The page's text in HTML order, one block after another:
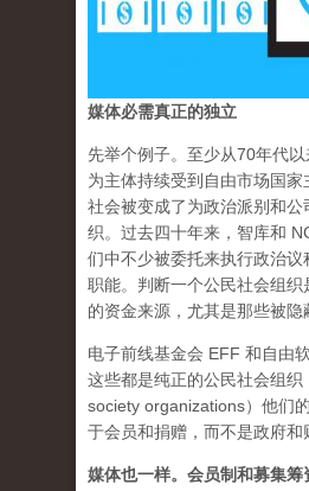
媒体必需真正的独立
先举个例子。至少从70年代
为主体持续受到自由市场国家
社会被变成了为政治派别和公
织。过去四十年来，智库和
们中不少被委托来执行政治议
职能。判断一个公民社会组织
的资金来源，尤其是那些被隐
电子前线基金会 EFF 和自由
这些都是纯正的公民社会组
society organizations）他们
于会员和捐赠，而不是政府和
媒体也一样。会员制和募集筹